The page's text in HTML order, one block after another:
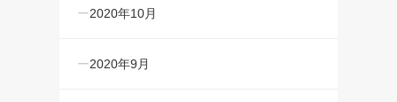
2020年10月
2020年9月